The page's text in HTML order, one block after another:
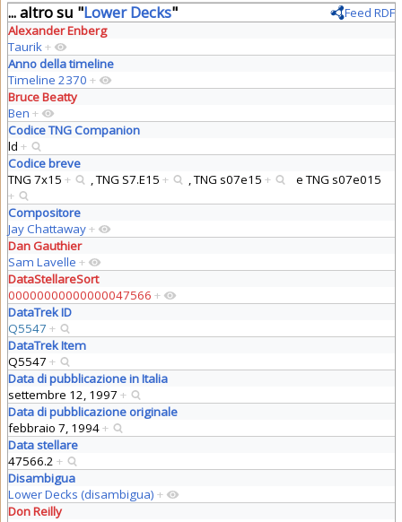
... altro su "Lower Decks"
Feed RDF
Alexander Enberg
Taurik+
Anno della timeline
Timeline 2370 +
Bruce Beatty
Ben +
Codice TNG Companion
ld +
Codice breve
TNG 7x15 + ,TNG S7.E15 + ,TNG s07e15 + eTNG s07e015
+
Compositore
Jay Chattaway+
Dan Gauthier
Sam Lavelle +
DataStellareSort
00000000000000047566 +
DataTrek ID
Q5547 +
DataTrek Item
Q5547 +
Data di pubblicazione in Italia
settembre 12, 1997 +
Data di pubblicazione originale
febbraio 7, 1994+
Data stellare
47566.2 +
Disambigua
Lower Decks (disambigua) +
Don Reilly